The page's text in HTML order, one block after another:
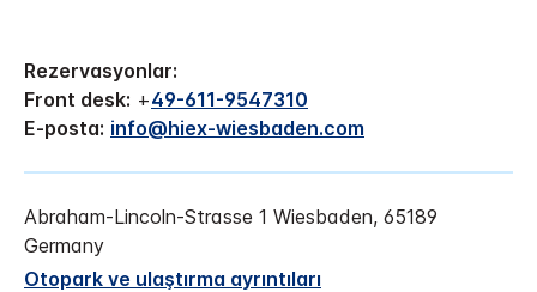
Rezervasyonlar:
Front desk: +49-611-9547310
E-posta: info@hiex-wiesbaden.com
Abraham-Lincoln-Strasse 1 Wiesbaden, 65189
Germany
Otopark ve ulaştırma ayrıntıları